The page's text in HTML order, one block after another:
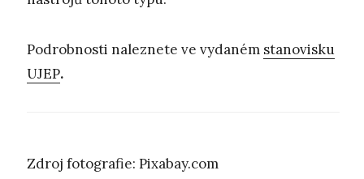
Podrobnosti naleznete ve vydaném stanovisku
UJEP.
Zdroj fotografie: Pixabay.com